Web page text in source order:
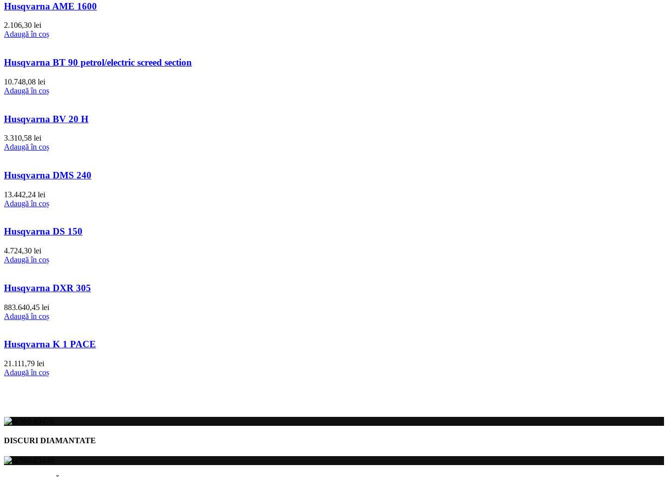
Husqvarna AME 1600
2.106,30 lei
Adaugă în coș
Husqvarna BT 90 petrol/electric screed section
10.748,08 lei
Adaugă în coș
Husqvarna BV 20 H
3.310,58 lei
Adaugă în coș
Husqvarna DMS 240
13.442,24 lei
Adaugă în coș
Husqvarna DS 150
4.724,30 lei
Adaugă în coș
Husqvarna DXR 305
883.640,45 lei
Adaugă în coș
Husqvarna K 1 PACE
21.111,79 lei
Adaugă în coș
DISCURI DIAMANTATE